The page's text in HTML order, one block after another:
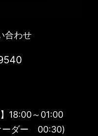
合わせ
18:00～01:00
ー 00:30)